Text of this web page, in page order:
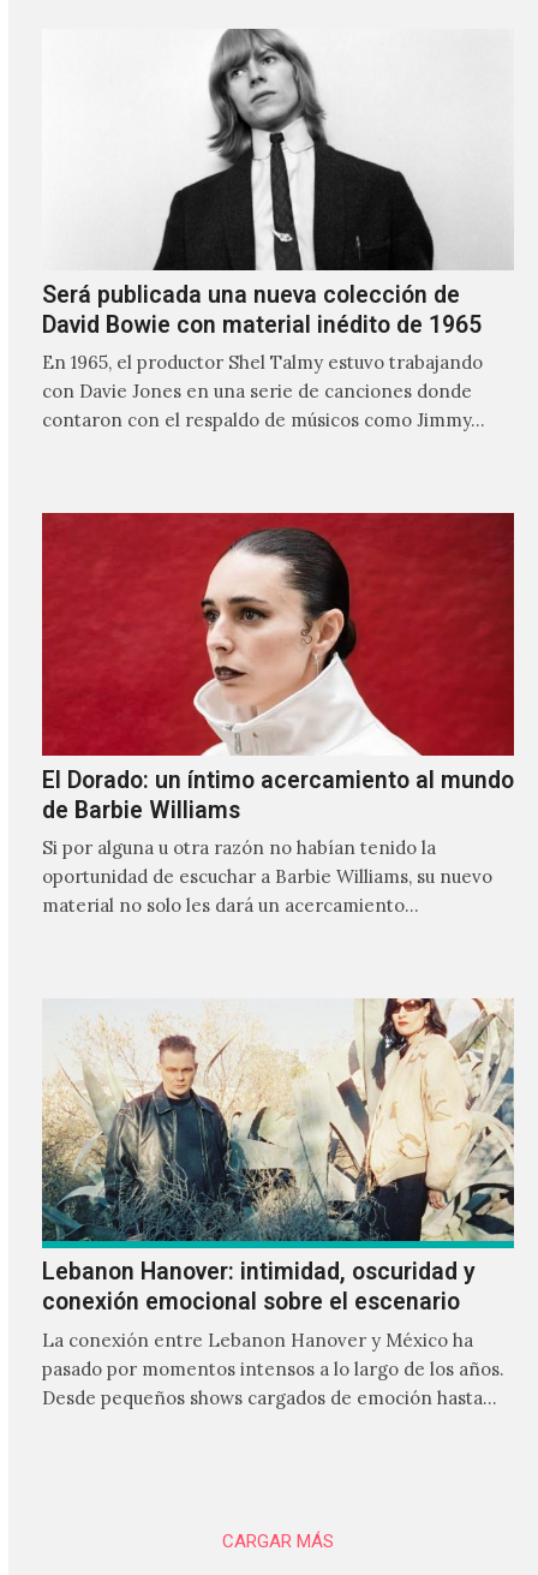
Será publicada una nueva colección de
David Bowie con material inédito de 1965
En 1965, el productor Shel Talmy estuvo trabajando
con Davie Jones en una serie de canciones donde
contaron con el respaldo de músicos como Jimmy…
El Dorado: un íntimo acercamiento al mundo
de Barbie Williams
Si por alguna u otra razón no habían tenido la
oportunidad de escuchar a Barbie Williams, su nuevo
material no solo les dará un acercamiento…
Lebanon Hanover: intimidad, oscuridad y
conexión emocional sobre el escenario
La conexión entre Lebanon Hanover y México ha
pasado por momentos intensos a lo largo de los años.
Desde pequeños shows cargados de emoción hasta
profundamente melancólicas.
CARGAR MÁS